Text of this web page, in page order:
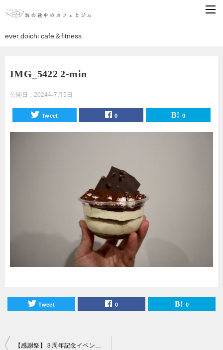
ever.doichi cafe＆fitness
IMG_5422 2-min
公開日： 2024年7月5日
Tweet 0 0
Tweet 0 0
投
【感謝祭】３周年記念イベントのお知らせ